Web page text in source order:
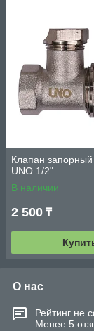
Клапан
UNO 1/2"
В наличии
2 500 ₸
О нас
Рейтинг не
Менее 5